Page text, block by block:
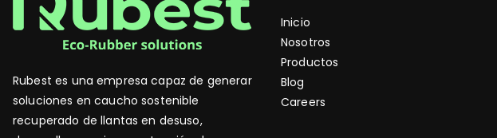
Rubest es una empresa capaz de generar
soluciones en caucho sostenible
recuperado de llantas en desuso,
Inicio
Nosotros
Productos
Blog
Careers